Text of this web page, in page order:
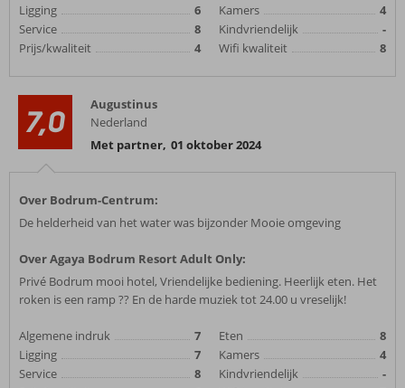
Ligging
6
Service
8
Prijs/kwaliteit
4
Kamers
4
Kindvriendelijk
-
Wifi kwaliteit
8
7,0
Augustinus
Nederland
Met partner, 01 oktober 2024
Over Bodrum-Centrum:
De helderheid van het water was bijzonder Mooie omgeving
Over Agaya Bodrum Resort Adult Only:
Privé Bodrum mooi hotel, Vriendelijke bediening. Heerlijk eten. Het
roken is een ramp ?? En de harde muziek tot 24.00 u vreselijk!
Algemene indruk
7
Ligging
7
Service
8
Eten
8
Kamers
4
Kindvriendelijk
-